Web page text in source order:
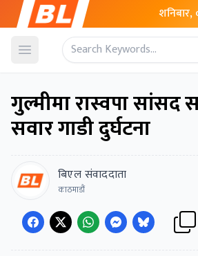
Open menu
गुल्मीमा रास्वपा सांसद
सवार गाडी दुर्घटना
बिएल संवाददाता
काठमाडौं